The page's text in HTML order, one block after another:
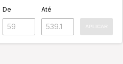
De Até